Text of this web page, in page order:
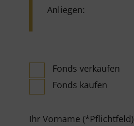
Anliegen:
Fonds verkaufen
Fonds kaufen
Ihr Vorname (*Pflichtfeld)